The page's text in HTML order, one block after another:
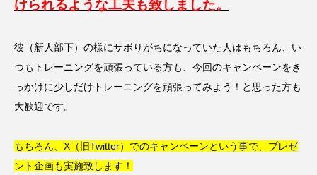
けられるような工夫も致しました。
彼（新人部下）の様にサボりがちになっていた人はもちろん、い
つもトレーニングを頑張っている方も、今回のキャンペーンをき
っかけに少しだけトレーニングを頑張ってみよう！と思った方も
大歓迎です。
もちろん、 X（旧Twitter）でのキャンペーンという事で、プレゼ
ント企画も実施致します！